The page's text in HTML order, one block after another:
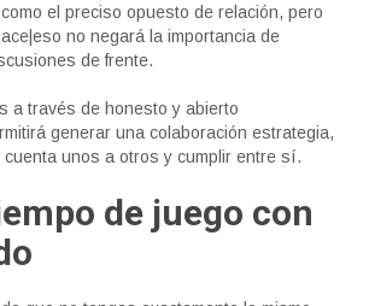
el preciso opuesto de relación, pero
no negará la importancia de
de frente.
a través de honesto y abierto
generar una colaboración estrategia,
cuenta unos a otros y cumplir entre sí.
de juego con